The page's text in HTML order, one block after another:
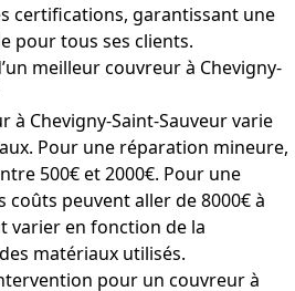
certifications, garantissant une
pour tous ses clients.
meilleur couvreur à Chevigny-
à Chevigny-Saint-Sauveur varie
Pour une réparation mineure,
500€ et 2000€. Pour une
peuvent aller de 8000€ à
varier en fonction de la
matériaux utilisés.
pour un couvreur à